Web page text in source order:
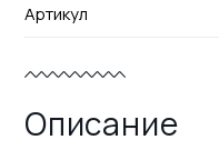
Артикул
Описание